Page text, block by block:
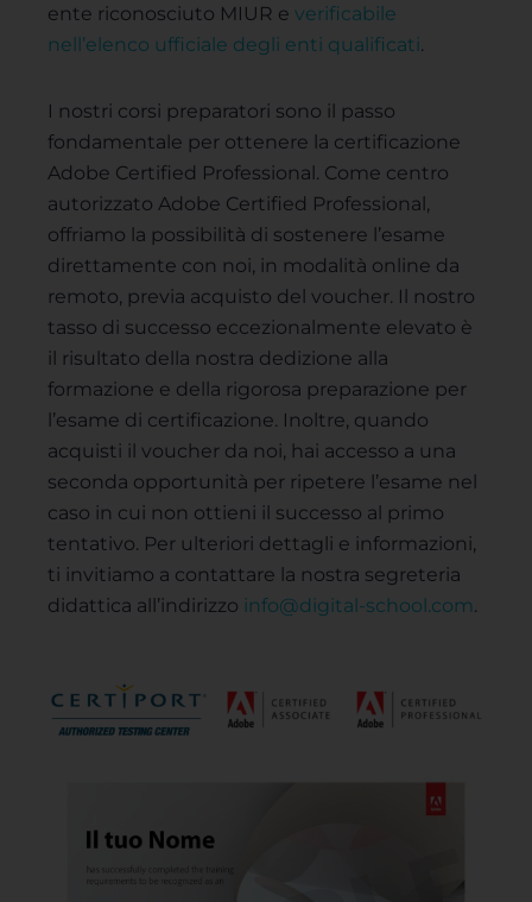
ente riconosciuto MIUR e verificabile
nell’elenco ufficiale degli enti qualificati.
I nostri corsi preparatori sono il passo
fondamentale per ottenere la certificazione
Adobe Certified Professional. Come centro
autorizzato Adobe Certified Professional,
offriamo la possibilità di sostenere l’esame
direttamente con noi, in modalità online da
remoto, previa acquisto del voucher. Il nostro
tasso di successo eccezionalmente elevato è
il risultato della nostra dedizione alla
formazione e della rigorosa preparazione per
l’esame di certificazione. Inoltre, quando
acquisti il voucher da noi, hai accesso a una
seconda opportunità per ripetere l’esame nel
caso in cui non ottieni il successo al primo
tentativo. Per ulteriori dettagli e informazioni,
ti invitiamo a contattare la nostra segreteria
didattica all’indirizzo info@digital-school.com.